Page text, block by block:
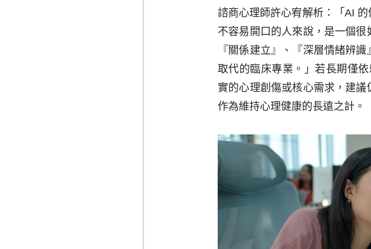
諮商心理師許心宥解析：「AI
不容易開口的人來說，是一個
『關係建立』、『深層情緒辨
取代的臨床專業。」若長期僅
實的心理創傷或核心需求，建議
作為維持心理健康的長遠之計。